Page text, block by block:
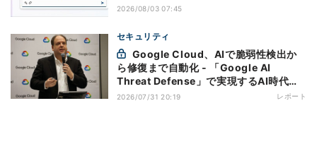
2026/08/03 07:45
セキュリティ
ら修復まで自動化 - 「Google AI
Threat Defense」で実現するAI時代の
防御戦略
2026/07/31 20:19 レポート